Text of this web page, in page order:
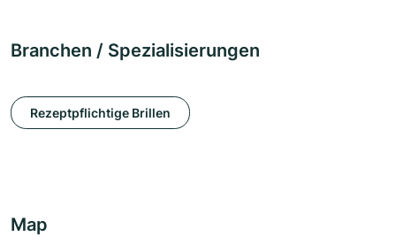
Branchen / Spezialisierungen
Rezeptpflichtige Brillen
Map